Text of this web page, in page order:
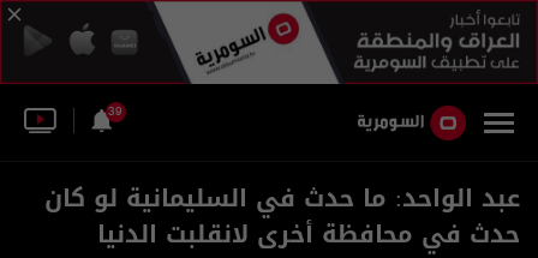
39
عبد الواحد: ما حدث في السليمانية لو كان
حدث في محافظة أخرى لانقلبت الدنيا